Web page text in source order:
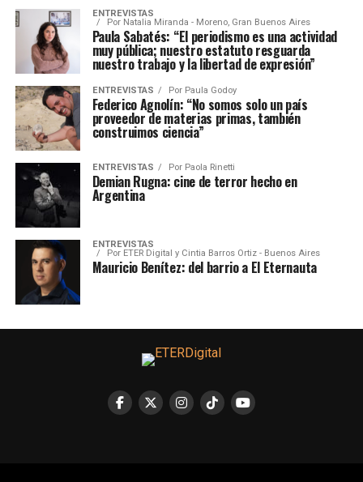
ENTREVISTAS
Por Natalia Miranda - Moreno, Gran Buenos Aires
Paula Sabatés: “El periodismo es una actividad
muy pública; nuestro estatuto resguarda
nuestro trabajo y la libertad de expresión”
ENTREVISTAS Por Paula Godoy
Federico Agnolín: “No somos solo un país
proveedor de materias primas, también
construimos ciencia”
ENTREVISTAS Por Paola Rinetti
Demian Rugna: cine de terror hecho en
Argentina
ENTREVISTAS
Por ETER Digital y Cintia Barros Ortiz - Buenos Aires
Mauricio Benítez: del barrio a El Eternauta